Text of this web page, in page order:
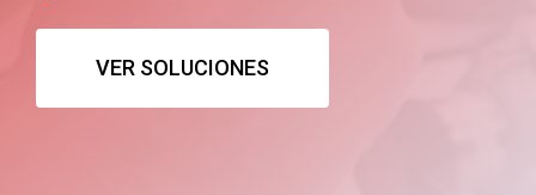
VER SOLUCIONES